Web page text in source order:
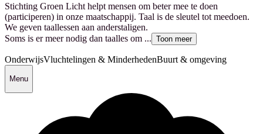
Stichting Groen Licht helpt mensen om beter mee te doen
(participeren) in onze maatschappij. Taal is de sleutel tot meedoen.
We geven taallessen aan anderstaligen.
Soms is er meer nodig dan taalles om ... Toon meer
OnderwijsVluchtelingen & MinderhedenBuurt & omgeving
Menu